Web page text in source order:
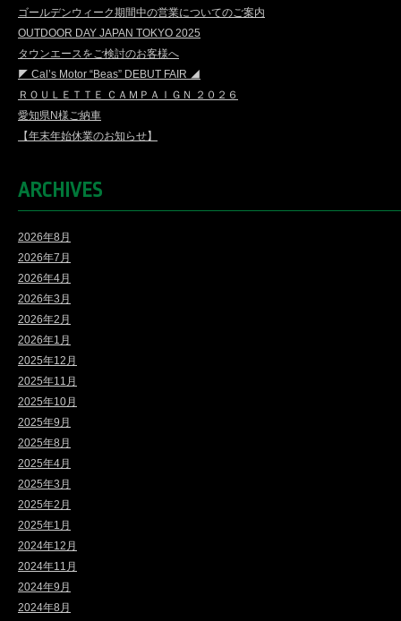
ゴールデンウィーク期間中の営業についてのご案内
OUTDOOR DAY JAPAN TOKYO 2025
タウンエースをご検討のお客様へ
◤ Cal’s Motor “Beas” DEBUT FAIR ◢
ＲＯＵＬＥＴＴＥ ＣＡＭＰＡＩＧＮ ２０２６
愛知県N様ご納車
【年末年始休業のお知らせ】
ARCHIVES
2026年8月
2026年7月
2026年4月
2026年3月
2026年2月
2026年1月
2025年12月
2025年11月
2025年10月
2025年9月
2025年8月
2025年4月
2025年3月
2025年2月
2025年1月
2024年12月
2024年11月
2024年9月
2024年8月